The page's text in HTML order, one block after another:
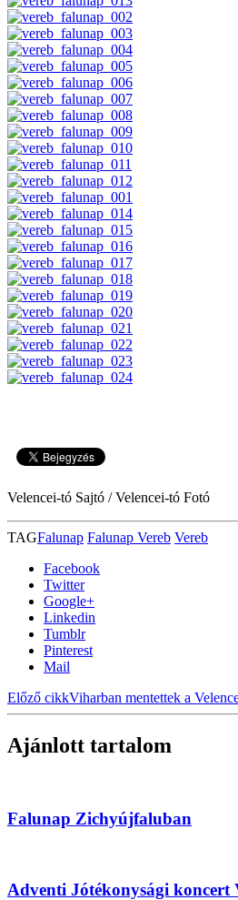
Velencei-tó Sajtó / Velencei-tó Fotó
TAGFalunap Falunap Vereb Vereb
Facebook
Twitter
Google+
Linkedin
Tumblr
Pinterest
Mail
Előző cikkViharban mentettek a
Ajánlott tartalom
Falunap Zichyújfaluban
Adventi Jótékonysági koncert